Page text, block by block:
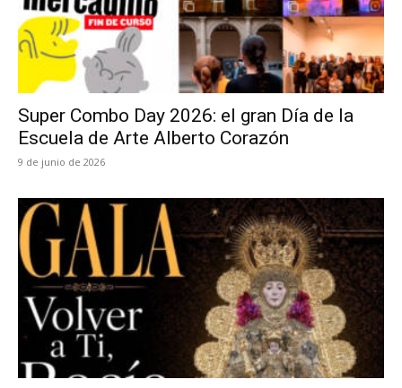
Super Combo Day 2026: el gran Día de la
Escuela de Arte Alberto Corazón
9 de junio de 2026